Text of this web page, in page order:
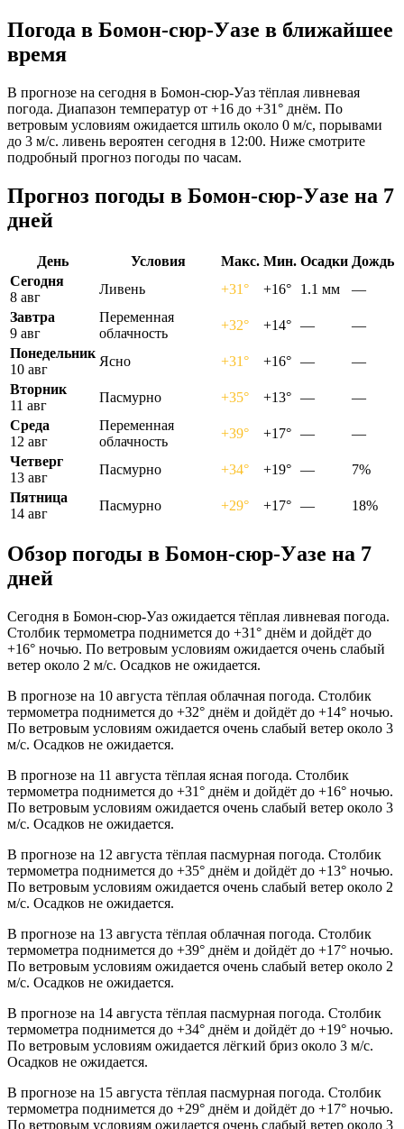
Погода в Бомон-сюр-Уазе в ближайшее
время
В прогнозе на сегодня в Бомон-сюр-Уаз тёплая ливневая
погода. Диапазон температур от +16 до +31° днём. По
ветровым условиям ожидается штиль около 0 м/с, порывами
до 3 м/с. ливень вероятен сегодня в 12:00. Ниже смотрите
подробный прогноз погоды по часам.
Прогноз погоды в Бомон-сюр-Уазе на 7
дней
День Условия Макс. Мин. Осадки Дождь
Сегодня
8 авг
Ливень +31° +16° 1.1 мм
—
Завтра
9 авг
Переменная
облачность
+32° +14° —
—
Понедельник
10 авг
Ясно +31° +16° —
—
Вторник
11 авг
Пасмурно +35° +13° —
—
Среда
12 авг
Переменная
облачность
+39° +17° —
—
Четверг
13 авг
Пасмурно +34° +19° —
7%
Пятница
14 авг
Пасмурно +29° +17° — 18%
Обзор погоды в Бомон-сюр-Уазе на 7
дней
Сегодня в Бомон-сюр-Уаз ожидается тёплая ливневая погода.
Столбик термометра поднимется до +31° днём и дойдёт до
+16° ночью. По ветровым условиям ожидается очень слабый
ветер около 2 м/с. Осадков не ожидается.
В прогнозе на 10 августа тёплая облачная погода. Столбик
термометра поднимется до +32° днём и дойдёт до +14° ночью.
По ветровым условиям ожидается очень слабый ветер около 3
м/с. Осадков не ожидается.
В прогнозе на 11 августа тёплая ясная погода. Столбик
термометра поднимется до +31° днём и дойдёт до +16° ночью.
По ветровым условиям ожидается очень слабый ветер около 3
м/с. Осадков не ожидается.
В прогнозе на 12 августа тёплая пасмурная погода. Столбик
термометра поднимется до +35° днём и дойдёт до +13° ночью.
По ветровым условиям ожидается очень слабый ветер около 2
м/с. Осадков не ожидается.
В прогнозе на 13 августа тёплая облачная погода. Столбик
термометра поднимется до +39° днём и дойдёт до +17° ночью.
По ветровым условиям ожидается очень слабый ветер около 2
м/с. Осадков не ожидается.
В прогнозе на 14 августа тёплая пасмурная погода. Столбик
термометра поднимется до +34° днём и дойдёт до +19° ночью.
По ветровым условиям ожидается лёгкий бриз около 3 м/с.
Осадков не ожидается.
В прогнозе на 15 августа тёплая пасмурная погода. Столбик
термометра поднимется до +29° днём и дойдёт до +17° ночью.
По ветровым условиям ожидается очень слабый ветер около 3